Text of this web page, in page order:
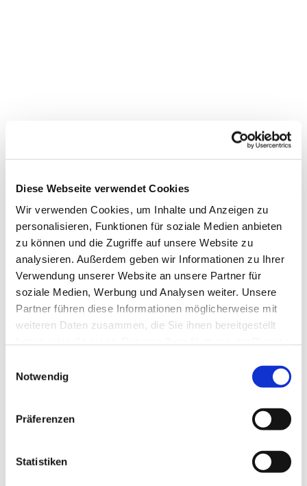
Diese Webseite verwendet Cookies
Wir verwenden Cookies, um Inhalte und Anzeigen zu
personalisieren, Funktionen für soziale Medien anbieten
zu können und die Zugriffe auf unsere Website zu
analysieren. Außerdem geben wir Informationen zu Ihrer
Verwendung unserer Website an unsere Partner für
soziale Medien, Werbung und Analysen weiter. Unsere
Partner führen diese Informationen möglicherweise mit
weiteren Daten zusammen, die Sie ihnen bereitgestellt
Notwendig
Präferenzen
Statistiken
Dies könnte Sie auch
interessieren